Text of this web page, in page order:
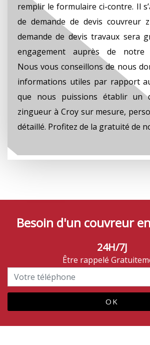
remplir le formulaire ci-contre. Il
de demande de devis couvreur
demande de devis travaux sera
engagement auprès de notre
Nous vous conseillons de nous
informations utiles par rapport
que nous puissions établir un
zingueur à Croy sur mesure,
détaillé. Profitez de la gratuité de
Besoin d'un couvreur
24H/7J
Être rappelé